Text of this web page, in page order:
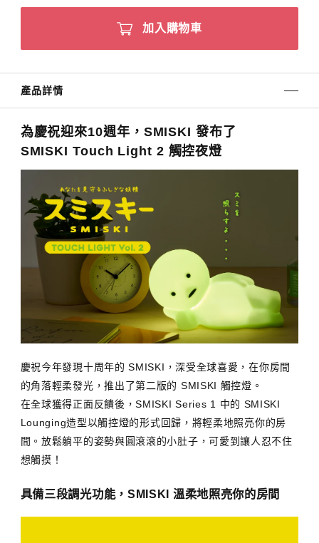
加入購物車
產品詳情
為慶祝迎來10週年，SMISKI 發布了
SMISKI Touch Light 2 觸控夜燈
慶祝今年發現十周年的 SMISKI，深受全球喜愛，在你房間
的角落輕柔發光，推出了第二版的 SMISKI 觸控燈。
在全球獲得正面反饋後，SMISKI Series 1 中的 SMISKI
Lounging造型以觸控燈的形式回歸，將輕柔地照亮你的房
間。放鬆躺平的姿勢與圓滾滾的小肚子，可愛到讓人忍不住
想觸摸！
具備三段調光功能，SMISKI 溫柔地照亮你的房間